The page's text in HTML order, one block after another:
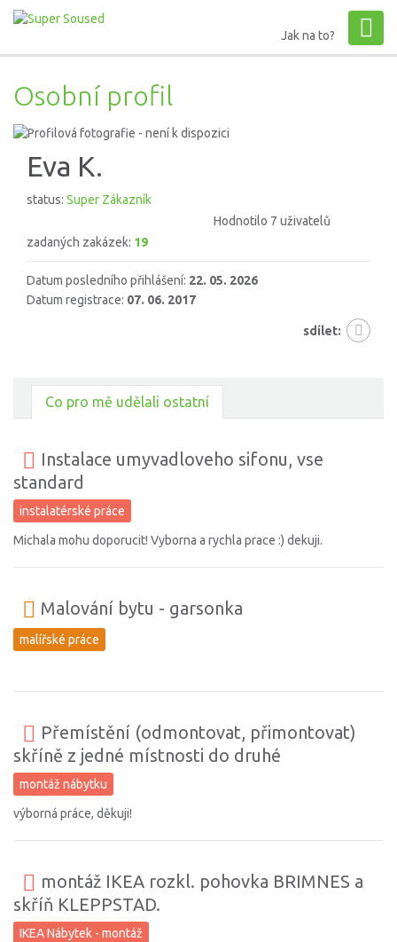
Jak na to?
Osobní profil
Eva K.
status: Super Zákazník
Hodnotilo 7 uživatelů
zadaných zakázek: 19
Datum posledního přihlášení: 22. 05. 2026
Datum registrace: 07. 06. 2017
sdílet:
Co pro mě udělali ostatní
Instalace umyvadloveho sifonu, vse
standard
instalatérské práce
Michala mohu doporucit! Vyborna a rychla prace :) dekuji.
Malování bytu - garsonka
malířské práce
Přemístění (odmontovat, přimontovat)
skříně z jedné místnosti do druhé
montáž nábytku
výborná práce, děkuji!
montáž IKEA rozkl. pohovka BRIMNES a
skříň KLEPPSTAD.
IKEA Nábytek - montáž